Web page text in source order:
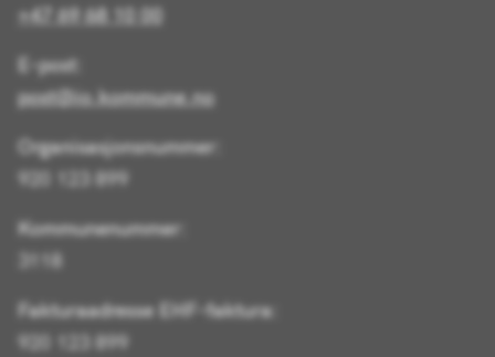
+47 69 68 10 00
E-post:
post@io.kommune.no
Organisasjonsnummer:
920 123 899
Kommunenummer:
3118
Fakturaadresse EHF-faktura:
920 123 899